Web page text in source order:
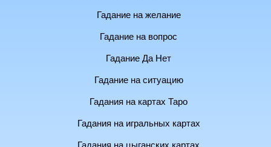
Гадание на желание
Гадание на вопрос
Гадание Да Нет
Гадание на ситуацию
Гадания на картах Таро
Гадания на игральных картах